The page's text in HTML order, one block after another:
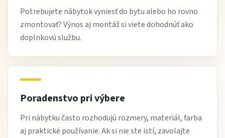
Potrebujete nábytok vyniesť do bytu alebo ho rovno
zmontovať? Výnos aj montáž si viete dohodnúť ako
doplnkovú službu.
Poradenstvo pri výbere
Pri nábytku často rozhodujú rozmery, materiál, farba
aj praktické používanie. Ak si nie ste istí, zavolajte